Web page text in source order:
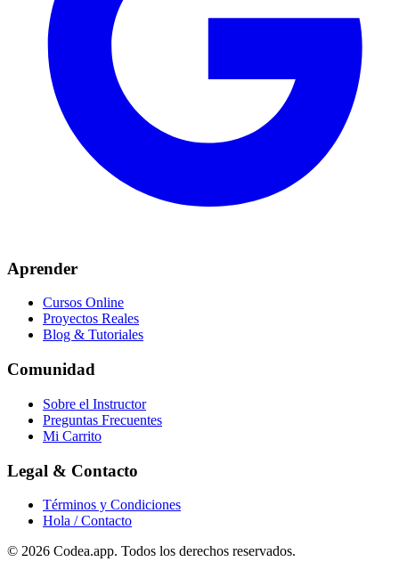
Aprender
Cursos Online
Proyectos Reales
Blog & Tutoriales
Comunidad
Sobre el Instructor
Preguntas Frecuentes
Mi Carrito
Legal & Contacto
Términos y Condiciones
Hola / Contacto
© 2026 Codea.app. Todos los derechos reservados.